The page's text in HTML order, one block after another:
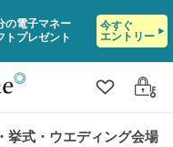
の電子マネー
トプレゼント
今すぐ
エントリー
クリップ
ログ
挙式・ウエディング会場